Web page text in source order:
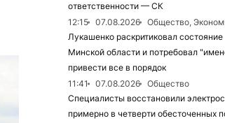
ответственности — СК
12:15
07.08.2026
Общество,
Лукашенко раскритиковал состояние
Минской области и потребовал
привести все в порядок
11:41
07.08.2026
Общество
Специалисты восстановили
примерно в четверти обесточенных